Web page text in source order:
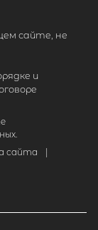
сайте, не
и
сайта